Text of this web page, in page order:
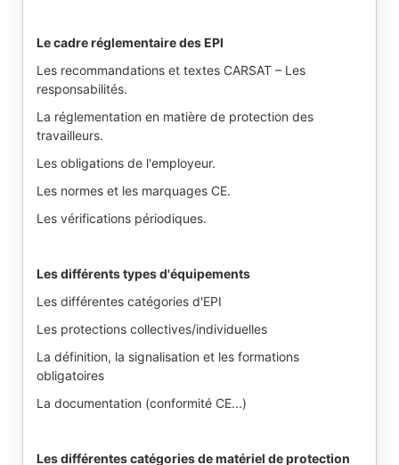
Le cadre réglementaire des EPI
Les recommandations et textes CARSAT – Les
responsabilités.
La réglementation en matière de protection des
travailleurs.
Les obligations de l'employeur.
Les normes et les marquages CE.
Les vérifications périodiques.
Les différents types d'équipements
Les différentes catégories d'EPI
Les protections collectives/individuelles
La définition, la signalisation et les formations
obligatoires
La documentation (conformité CE...)
Les différentes catégories de matériel de protection